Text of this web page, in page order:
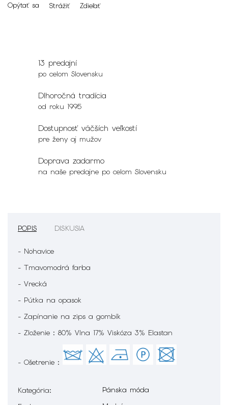
Opýtať sa Strážiť Zdieľať
13 predajní
po celom Slovensku
Dlhoročná tradícia
od roku 1995
Dostupnosť väčších veľkostí
pre ženy aj mužov
Doprava zadarmo
na naše predajne po celom Slovensku
POPIS DISKUSIA
- Nohavice
- Tmavomodrá farba
- Vrecká
- Pútka na opasok
- Zapínanie na zips a gombík
- Zloženie : 80% Vlna 17% Viskóza 3% Elastan
- Ošetrenie :
Kategória:
Pánska móda